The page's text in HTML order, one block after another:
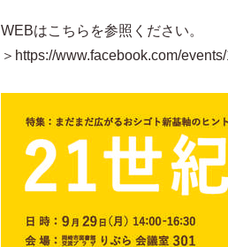
WEBはこちらを参照ください。
＞https://www.facebook.com/